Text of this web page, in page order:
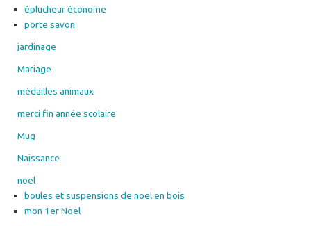
éplucheur économe
porte savon
jardinage
Mariage
médailles animaux
merci fin année scolaire
Mug
Naissance
noel
boules et suspensions de noel en bois
mon 1er Noel